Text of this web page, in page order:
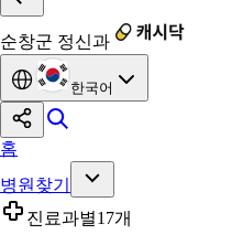
순창군 정신과
한국어
홈
병원찾기
진료과별17개